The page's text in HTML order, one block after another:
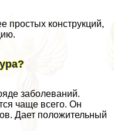
простых конструкций,
заболеваний.
чаще всего. Он
Дает положительный